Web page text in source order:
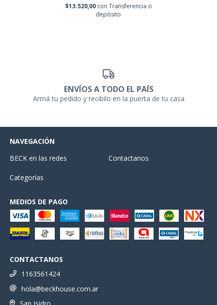
$13.520,00con Transferencia o
depósito
ENVÍOS A TODO EL PAÍS
Armá tu pedido y recibilo en la puerta de tu casa
NAVEGACIÓN
BECK en las redes
Contactanos
Categorías
MEDIOS DE PAGO
CONTACTANOS
1163561424
hola@beckhouse.com.ar